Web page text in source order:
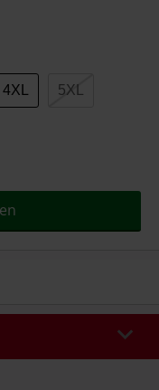
4XL 5XL